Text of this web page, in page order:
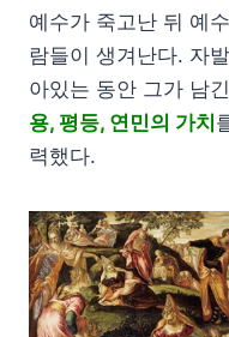
예수가 죽고난 뒤 예
람들이 생겨난다. 자
아있는 동안 그가 남
용, 평등, 연민의 가치
력했다.